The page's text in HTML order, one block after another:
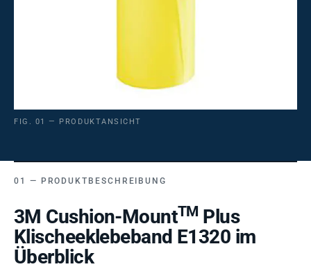
FIG. 01 — PRODUKTANSICHT
PRODUKTBESCHREIBUNG
3M Cushion-MountTM Plus
Klischeeklebeband E1320 im
Überblick